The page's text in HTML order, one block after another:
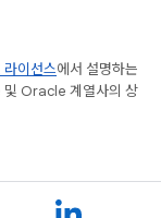
라이선스에서 설명하는
및 Oracle 계열사의 상